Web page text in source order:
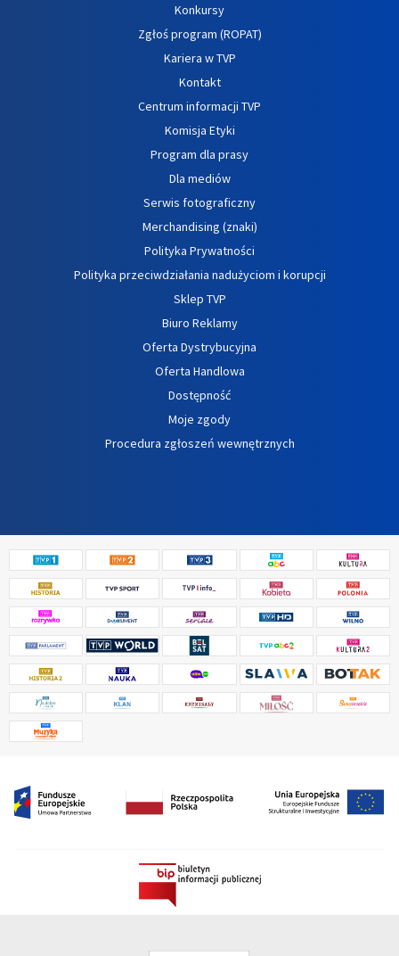
Konkursy
Zgłoś program (ROPAT)
Kariera w TVP
Kontakt
Centrum informacji TVP
Komisja Etyki
Program dla prasy
Dla mediów
Serwis fotograficzny
Merchandising (znaki)
Polityka Prywatności
Polityka przeciwdziałania nadużyciom i korupcji
Sklep TVP
Biuro Reklamy
Oferta Dystrybucyjna
Oferta Handlowa
Dostępność
Moje zgody
Procedura zgłoszeń wewnętrznych